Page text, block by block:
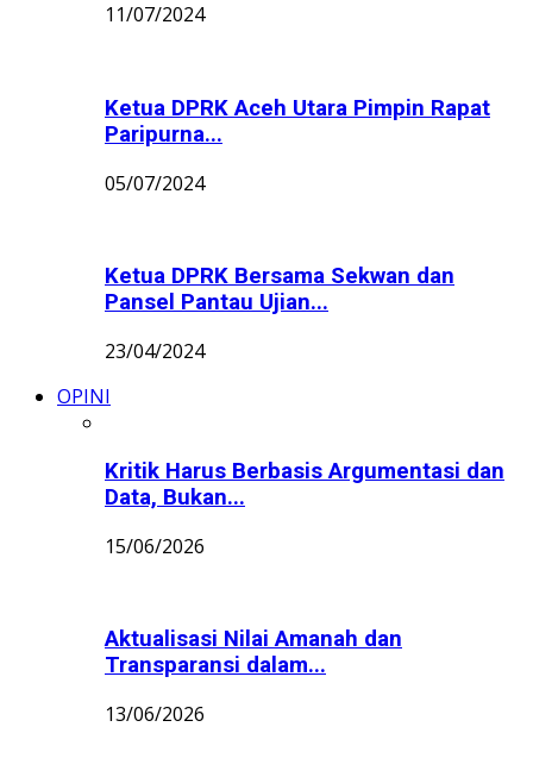
11/07/2024
Ketua DPRK Aceh Utara Pimpin Rapat
Paripurna...
05/07/2024
Ketua DPRK Bersama Sekwan dan
Pansel Pantau Ujian...
23/04/2024
OPINI
Kritik Harus Berbasis Argumentasi dan
Data, Bukan...
15/06/2026
Aktualisasi Nilai Amanah dan
Transparansi dalam...
13/06/2026